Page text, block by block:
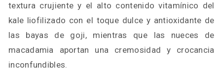
textura crujiente y el alto contenido vitamínico del
kale liofilizado con el toque dulce y antioxidante de
las bayas de goji, mientras que las nueces de
macadamia aportan una cremosidad y crocancia
inconfundibles.